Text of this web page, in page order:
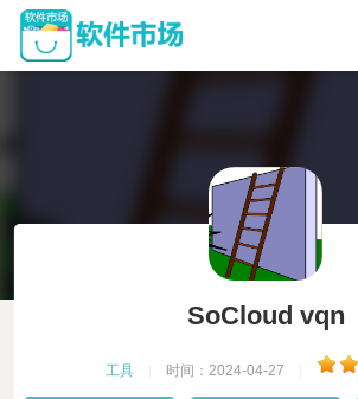
SoCloud vqn
工具 时间：2024-04-27